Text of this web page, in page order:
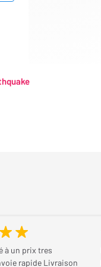
à un prix tres
rapide Livraison